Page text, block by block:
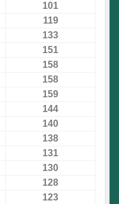
101
119
133
151
158
158
159
144
140
138
131
130
128
123